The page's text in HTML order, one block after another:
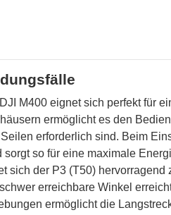
M400 eignet sich perfekt für
ermöglicht es den
erforderlich sind. Beim
sorgt so für eine maximale
sich der P3 (T50)
erreichbare Winkel
ermöglicht die